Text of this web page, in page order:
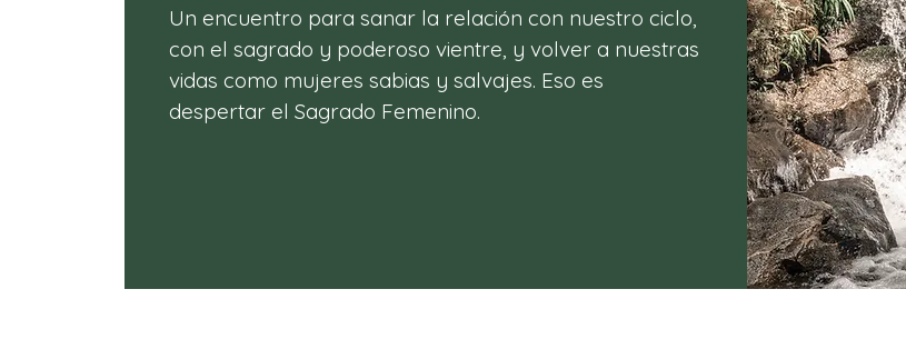
Un encuentro para sanar la relación con nuestro ciclo,
con el sagrado y poderoso vientre, y volver a nuestras
vidas como mujeres sabias y salvajes. Eso es
despertar el Sagrado Femenino.